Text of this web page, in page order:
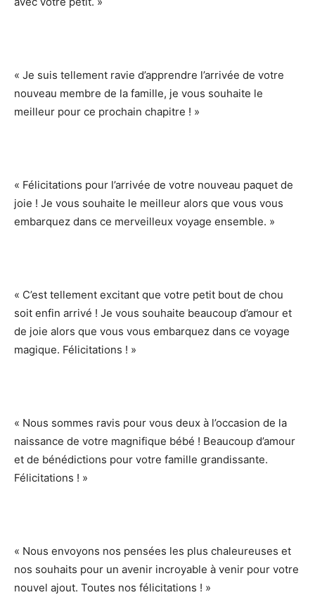
« Je suis tellement ravie d’apprendre l’arrivée de votre
nouveau membre de la famille, je vous souhaite le
meilleur pour ce prochain chapitre ! »
« Félicitations pour l’arrivée de votre nouveau paquet de
joie ! Je vous souhaite le meilleur alors que vous vous
embarquez dans ce merveilleux voyage ensemble. »
« C’est tellement excitant que votre petit bout de chou
soit enfin arrivé ! Je vous souhaite beaucoup d’amour et
de joie alors que vous vous embarquez dans ce voyage
magique. Félicitations ! »
« Nous sommes ravis pour vous deux à l’occasion de la
naissance de votre magnifique bébé ! Beaucoup d’amour
et de bénédictions pour votre famille grandissante.
Félicitations ! »
« Nous envoyons nos pensées les plus chaleureuses et
nos souhaits pour un avenir incroyable à venir pour votre
nouvel ajout. Toutes nos félicitations ! »